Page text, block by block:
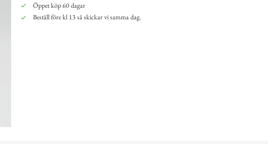
Öppet köp 60 dagar
Beställ före kl 13 så skickar vi samma dag.